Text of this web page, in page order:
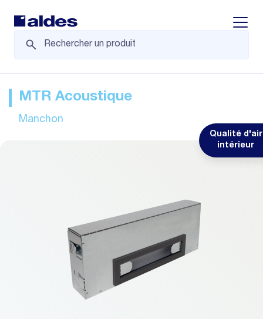
Qualité d'air
intérieur
MTR Acoustique
Manchon